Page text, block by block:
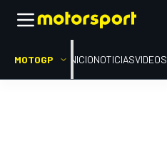
MOTOGP INICIONOTICIASVIDEOS